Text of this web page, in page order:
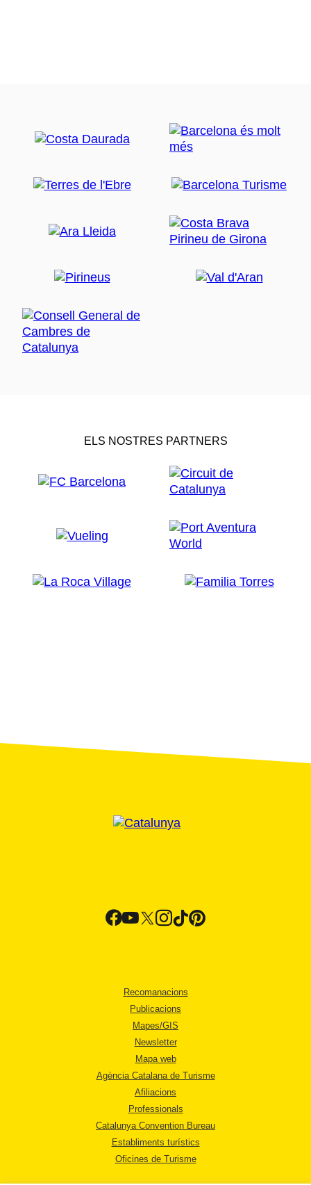
ELS NOSTRES PARTNERS
Recomanacions
Publicacions
Mapes/GIS
Newsletter
Mapa web
Agència Catalana de Turisme
Afiliacions
Professionals
Catalunya Convention Bureau
Establiments turístics
Oficines de Turisme